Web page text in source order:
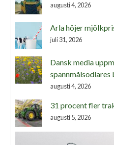
augusti 4, 2026
Arla höjer
juli 31, 2026
Dansk media
augusti 4, 2026
31 procent fler
augusti 5, 2026